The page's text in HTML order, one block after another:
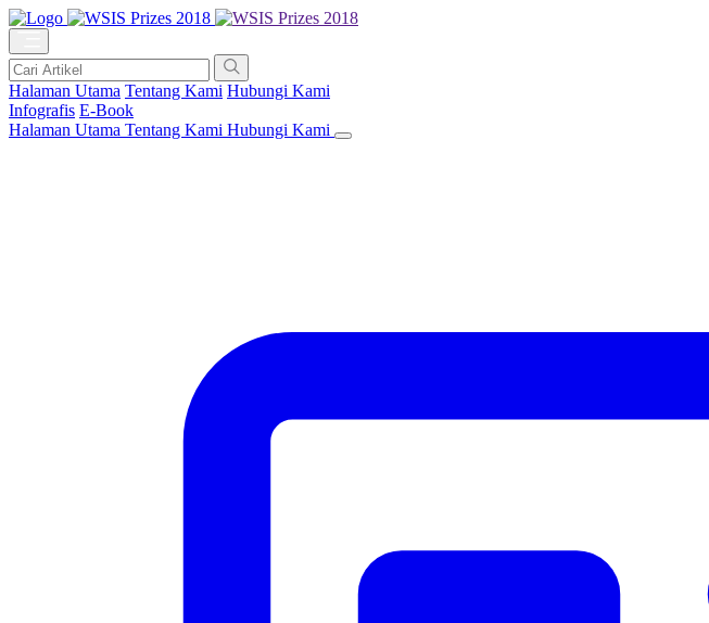
Halaman Utama Tentang Kami Hubungi Kami
Infografis E-Book
Halaman Utama Tentang Kami Hubungi Kami